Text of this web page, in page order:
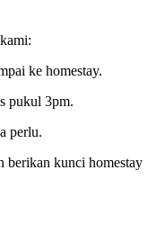
ke homestay.
pukul 3pm.
perlu.
berikan kunci homestay